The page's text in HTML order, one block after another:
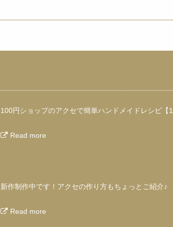
100円ショップのアクセで簡単ハンドメイドレシピ【
新作制作中です！アクセの作り方もちょっとご紹介♪